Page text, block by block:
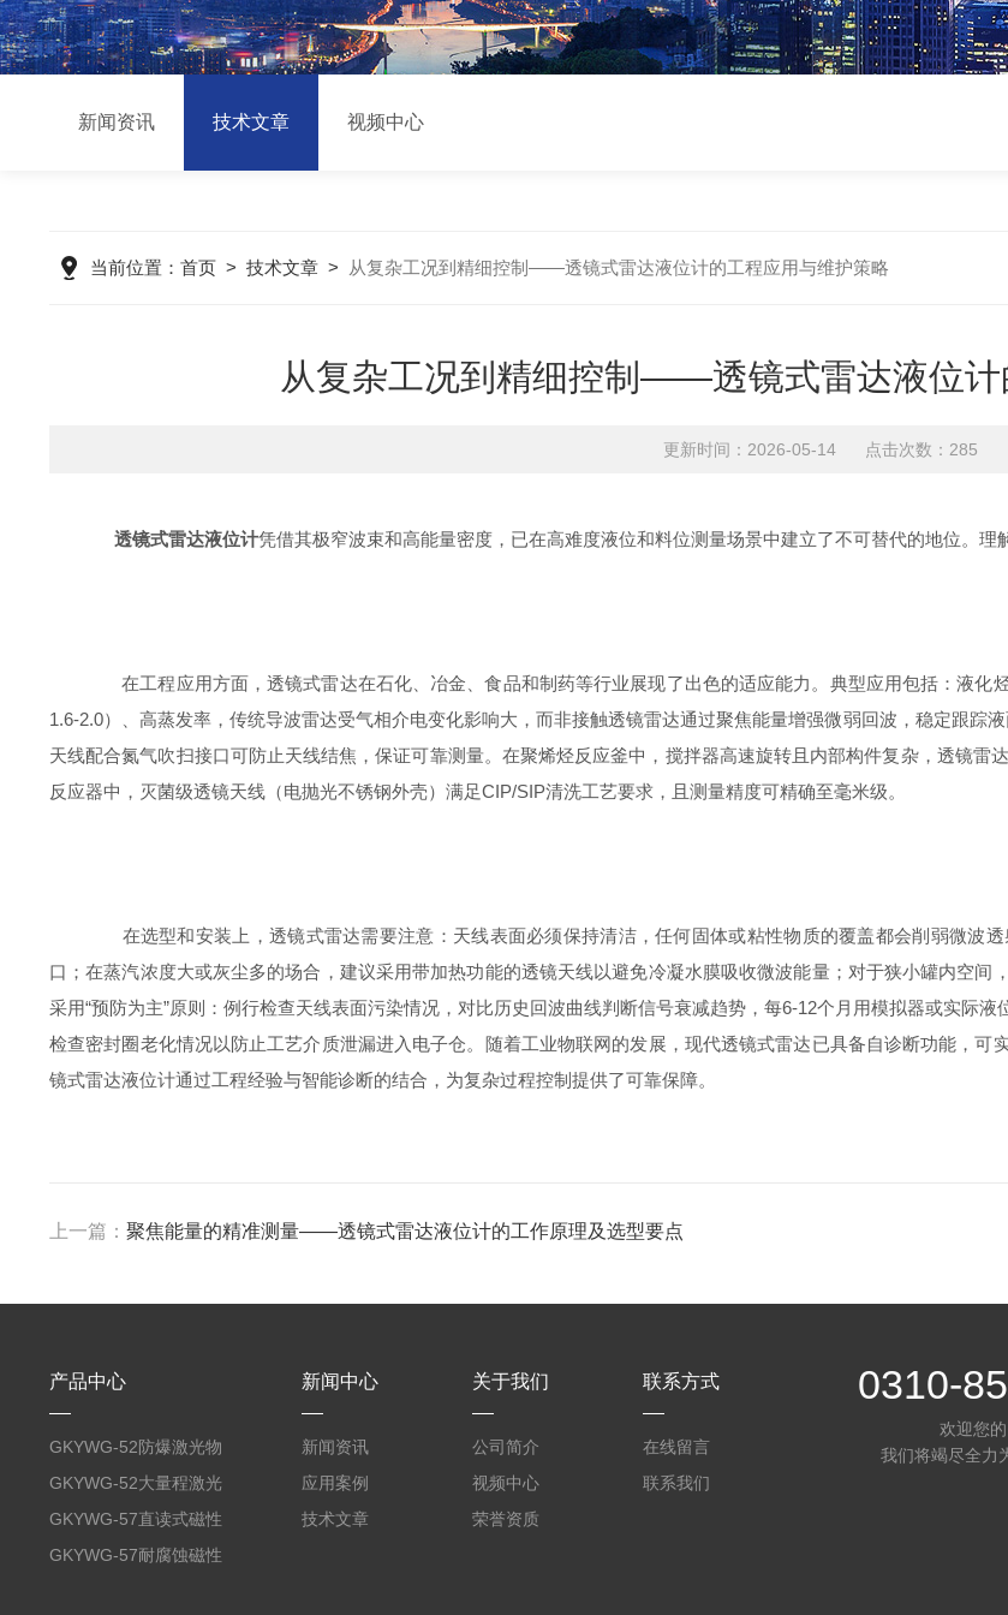
新闻资讯 技术文章 视频中心
当前位置： 首页> 技术文章> 从复杂工况到精细控制——透镜式雷达液位计的工程应用与维护策略
从复杂工况到精细控制——透镜式雷达液位计
更新时间：2026-05-14 点击次数：285
透镜式雷达液位计凭借其极窄波束和高能量密度，已在高难度液位和料位测量场景中建立了不可替代的地位。理
在工程应用方面，透镜式雷达在石化、冶金、食品和制药等行业展现了出色的适应能力。典型应用包括：液
1.6-2.0）、高蒸发率，传统导波雷达受气相介电变化影响大，而非接触透镜雷达通过聚焦能量增强微弱回波，稳定跟
天线配合氮气吹扫接口可防止天线结焦，保证可靠测量。在聚烯烃反应釜中，搅拌器高速旋转且内部构件复杂，透镜
反应器中，灭菌级透镜天线（电抛光不锈钢外壳）满足CIP/SIP清洗工艺要求，且测量精度可精确至毫米级。
在选型和安装上，透镜式雷达需要注意：天线表面必须保持清洁，任何固体或粘性物质的覆盖都会削弱微波
口；在蒸汽浓度大或灰尘多的场合，建议采用带加热功能的透镜天线以避免冷凝水膜吸收微波能量；对于狭小罐内空
采用“预防为主”原则：例行检查天线表面污染情况，对比历史回波曲线判断信号衰减趋势，每6-12个月用模拟器或实际
检查密封圈老化情况以防止工艺介质泄漏进入电子仓。随着工业物联网的发展，现代透镜式雷达已具备自诊断功能，
镜式雷达液位计通过工程经验与智能诊断的结合，为复杂过程控制提供了可靠保障。
上一篇： 聚焦能量的精准测量——透镜式雷达液位计的工作原理及选型要点
产品中心
GKYWG-52防爆激光物
位计
GKYWG-52大量程激光
物位计
GKYWG-57直读式磁性
液位计
GKYWG-57耐腐蚀磁性
新闻中心
新闻资讯
应用案例
技术文章
关于我们
公司简介
视频中心
荣誉资质
联系方式
在线留言
联系我们
0310-
欢迎您
我们将竭尽全力